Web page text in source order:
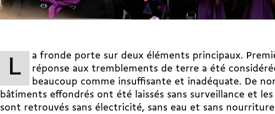
L
a fronde porte sur deux éléments principaux.
réponse aux tremblements de terre a été
beaucoup comme insuffisante et inadéquate. De
bâtiments effondrés ont été laissés sans surveillance et les
sont retrouvés sans électricité, sans eau et sans